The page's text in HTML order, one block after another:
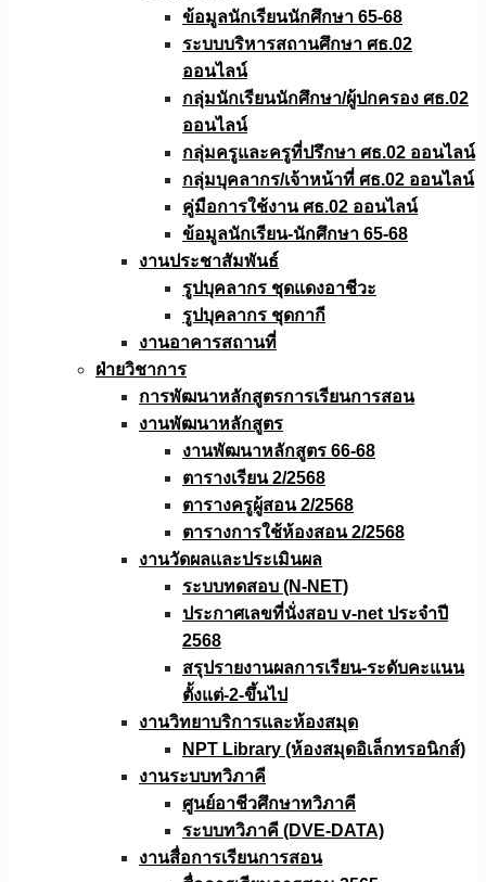
ข้อมูลนักเรียนนักศึกษา 65-68
ระบบบริหารสถานศึกษา ศธ.02
ออนไลน์
กลุ่มนักเรียนนักศึกษา/ผู้ปกครอง ศธ.02
ออนไลน์
กลุ่มครูและครูที่ปรึกษา ศธ.02 ออนไลน์
กลุ่มบุคลากร/เจ้าหน้าที่ ศธ.02 ออนไลน์
คู่มือการใช้งาน ศธ.02 ออนไลน์
ข้อมูลนักเรียน-นักศึกษา 65-68
งานประชาสัมพันธ์
รูปบุคลากร ชุดแดงอาชีวะ
รูปบุคลากร ชุดกากี
งานอาคารสถานที่
ฝ่ายวิชาการ
การพัฒนาหลักสูตรการเรียนการสอน
งานพัฒนาหลักสูตร
งานพัฒนาหลักสูตร 66-68
ตารางเรียน 2/2568
ตารางครูผู้สอน 2/2568
ตารางการใช้ห้องสอน 2/2568
งานวัดผลเเละประเมินผล
ระบบทดสอบ (N-NET)
ประกาศเลขที่นั่งสอบ v-net ประจำปี
2568
สรุปรายงานผลการเรียน-ระดับคะแนน
ตั้งแต่-2-ขึ้นไป
งานวิทยาบริการเเละห้องสมุด
NPT Library (ห้องสมุดอิเล็กทรอนิกส์)
งานระบบทวิภาคี
ศูนย์อาชีวศึกษาทวิภาคี
ระบบทวิภาคี (DVE-DATA)
งานสื่อการเรียนการสอน